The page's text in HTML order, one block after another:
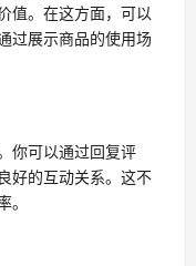
值。在这方面，可以
过展示商品的使用场
你可以通过回复评
好的互动关系。这不